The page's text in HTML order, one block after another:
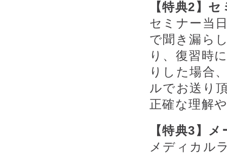
【特典2】
セミナー当
で聞き漏ら
り、復習時
りした場合
ルでお送り
正確な理解
【特典3】
メディカル